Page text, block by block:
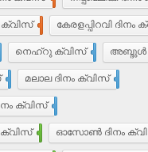
ക്വിസ് കേരളപ്പിറവി ദിനം
നെഹ്‌റു ക്വിസ് അബ്ദുൾ
മലാല ദിനം ക്വിസ്
ക്വിസ്
ക്വിസ് ഓസോൺ ദിനം